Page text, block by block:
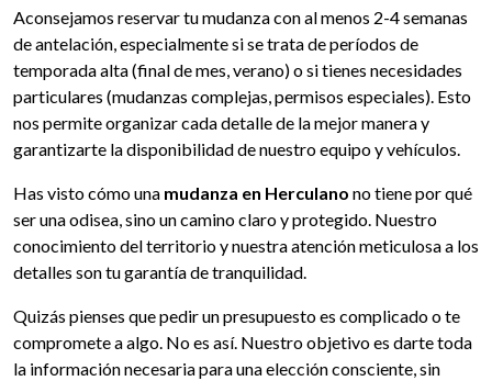
Aconsejamos reservar tu mudanza con al menos 2-4 semanas
de antelación, especialmente si se trata de períodos de
temporada alta (final de mes, verano) o si tienes necesidades
particulares (mudanzas complejas, permisos especiales). Esto
nos permite organizar cada detalle de la mejor manera y
garantizarte la disponibilidad de nuestro equipo y vehículos.
Has visto cómo una mudanza en Herculano no tiene por qué
ser una odisea, sino un camino claro y protegido. Nuestro
conocimiento del territorio y nuestra atención meticulosa a los
detalles son tu garantía de tranquilidad.
Quizás pienses que pedir un presupuesto es complicado o te
compromete a algo. No es así. Nuestro objetivo es darte toda
la información necesaria para una elección consciente, sin